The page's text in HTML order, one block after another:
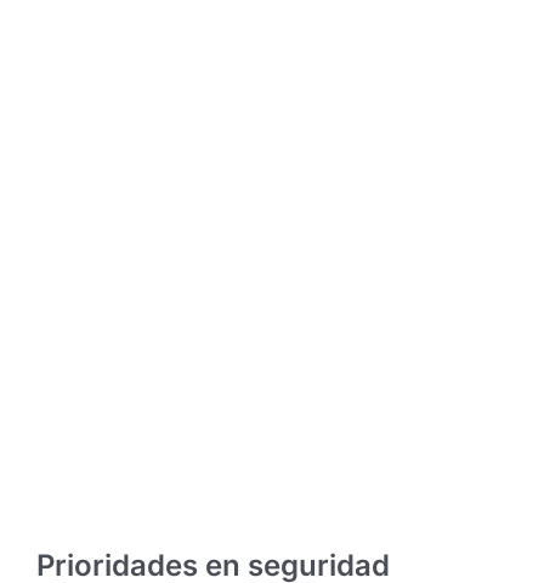
Prioridades en seguridad